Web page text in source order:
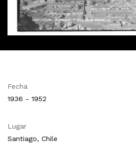
Fecha
1936 - 1952
Lugar
Santiago, Chile